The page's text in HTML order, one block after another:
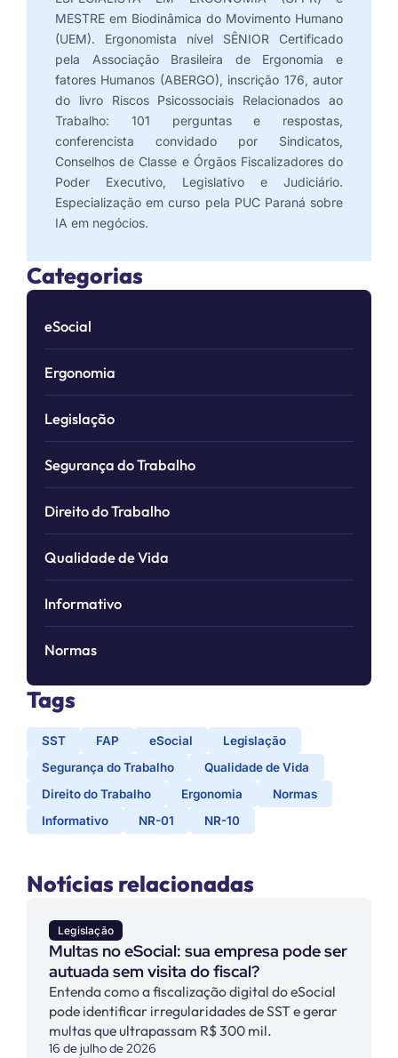
MESTRE em Biodinâmica do Movimento Humano
(UEM). Ergonomista nível SÊNIOR Certificado
pela Associação Brasileira de Ergonomia e
fatores Humanos (ABERGO), inscrição 176, autor
do livro Riscos Psicossociais Relacionados ao
Trabalho: 101 perguntas e respostas,
conferencista convidado por Sindicatos,
Conselhos de Classe e Órgãos Fiscalizadores do
Poder Executivo, Legislativo e Judiciário.
Especialização em curso pela PUC Paraná sobre
IA em negócios.
Categorias
eSocial
Ergonomia
Legislação
Segurança do Trabalho
Direito do Trabalho
Qualidade de Vida
Informativo
Normas
Tags
SST FAP eSocial
Legislação
Segurança do Trabalho
Qualidade de Vida
Direito do Trabalho
Ergonomia
Normas
Informativo
NR-01 NR-10
Notícias relacionadas
Legislação
Multas no eSocial: sua empresa pode ser
autuada sem visita do fiscal?
Entenda como a fiscalização digital do eSocial
pode identificar irregularidades de SST e gerar
multas que ultrapassam R$ 300 mil.
16 de julho de 2026